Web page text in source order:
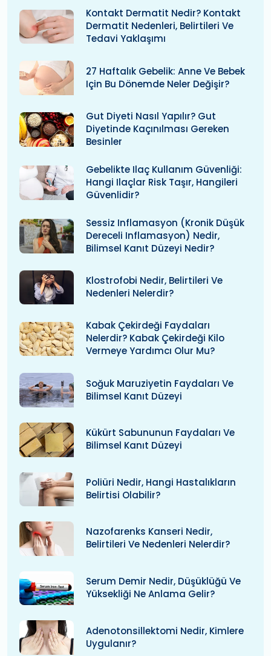
Kontakt Dermatit Nedir? Kontakt
Dermatit Nedenleri, Belirtileri Ve
Tedavi Yaklaşımı
27 Haftalık Gebelik: Anne Ve Bebek
Için Bu Dönemde Neler Değişir?
Gut Diyeti Nasıl Yapılır? Gut
Diyetinde Kaçınılması Gereken
Besinler
Gebelikte Ilaç Kullanım Güvenliği:
Hangi Ilaçlar Risk Taşır, Hangileri
Güvenlidir?
Sessiz Inflamasyon (kronik Düşük
Dereceli Inflamasyon) Nedir,
Bilimsel Kanıt Düzeyi Nedir?
Klostrofobi Nedir, Belirtileri Ve
Nedenleri Nelerdir?
Kabak Çekirdeği Faydaları
Nelerdir? Kabak Çekirdeği Kilo
Vermeye Yardımcı Olur Mu?
Soğuk Maruziyetin Faydaları Ve
Bilimsel Kanıt Düzeyi
Kükürt Sabununun Faydaları Ve
Bilimsel Kanıt Düzeyi
Poliüri Nedir, Hangi Hastalıkların
Belirtisi Olabilir?
Nazofarenks Kanseri Nedir,
Belirtileri Ve Nedenleri Nelerdir?
Serum Demir Nedir, Düşüklüğü Ve
Yüksekliği Ne Anlama Gelir?
Adenotonsillektomi Nedir, Kimlere
Uygulanır?